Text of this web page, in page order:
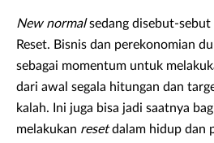
New normalsedang disebut-sebut
Reset. Bisnis dan perekonomian
sebagai momentum untuk
dari awal segala hitungan dan
kalah. Ini juga bisa jadi saatnya
melakukan resetdalam hidup dan